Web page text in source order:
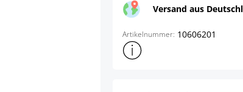
Versand aus
Artikelnummer: 10606201
Weitere